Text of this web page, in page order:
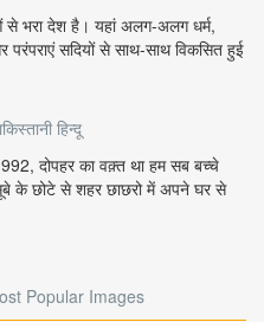
से भरा देश है। यहां अलग-अलग धर्म,
परंपराएं सदियों से साथ-साथ विकसित हुई
हिन्दू
दोपहर का वक़्त था हम सब बच्चे
के छोटे से शहर छाछरो में अपने घर से
Popular Images